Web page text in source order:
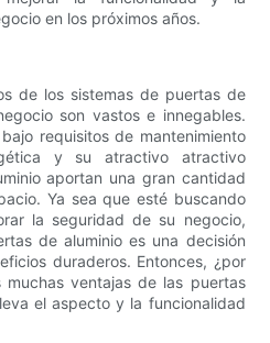
en los próximos años.
de los sistemas de puertas de
son vastos e innegables.
requisitos de mantenimiento
y su atractivo atractivo
aportan una gran cantidad
Ya sea que esté buscando
la seguridad de su negocio,
de aluminio es una decisión
duraderos. Entonces, ¿por
muchas ventajas de las puertas
el aspecto y la funcionalidad